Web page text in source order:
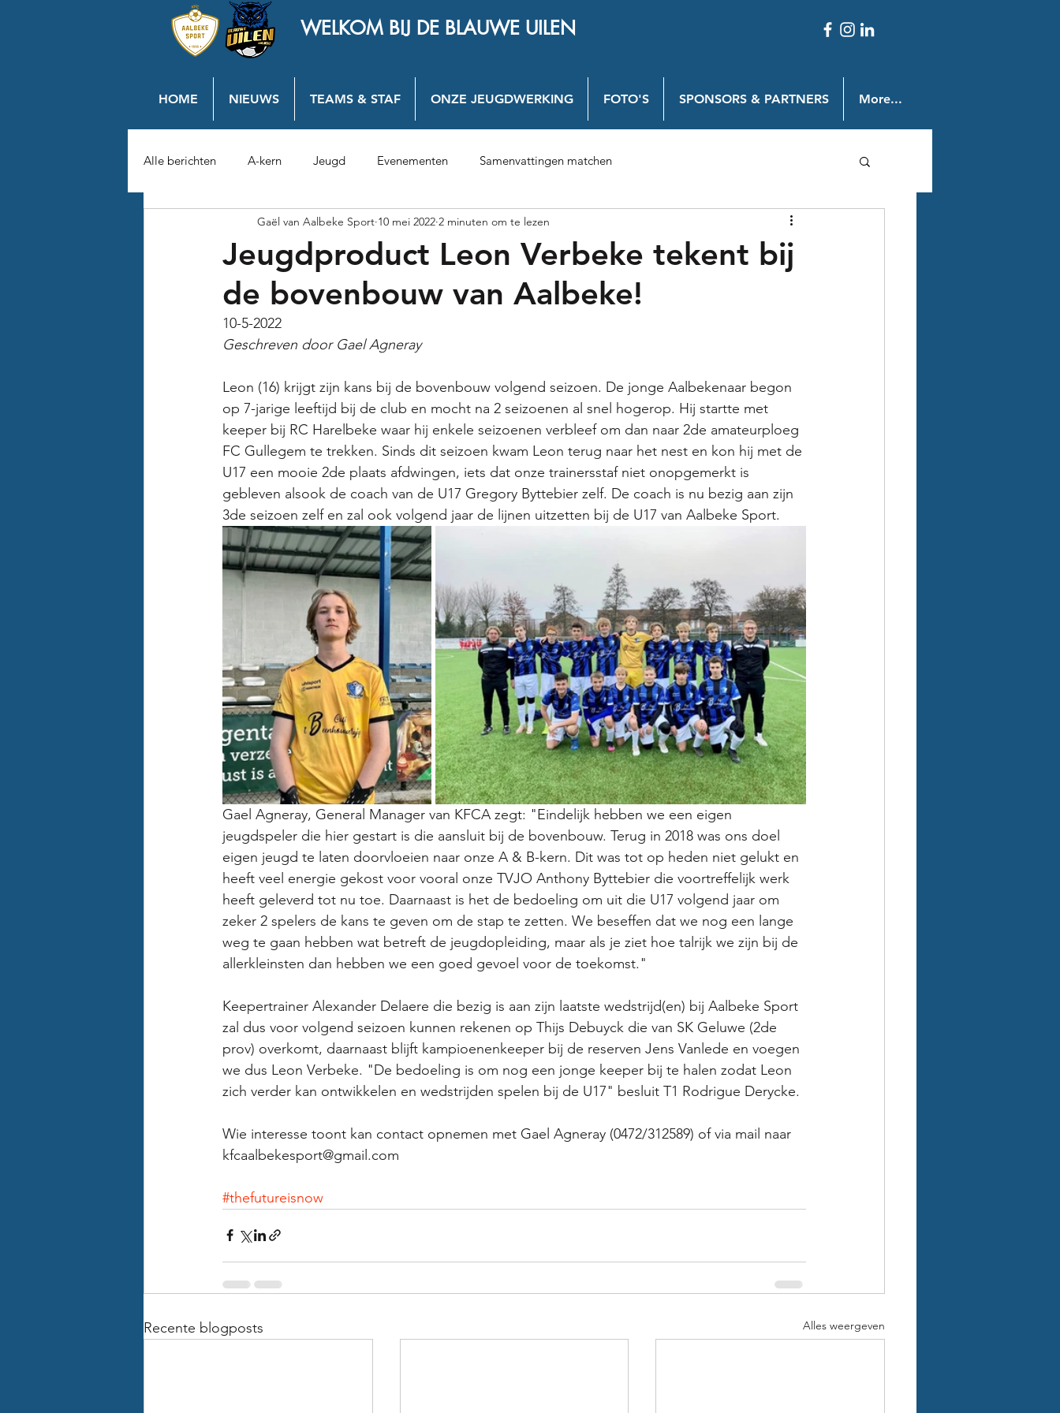
WELKOM BIJ DE BLAUWE UILEN
HOME NIEUWS TEAMS & STAF ONZE JEUGDWERKING FOTO'S SPONSORS & PARTNERS More...
Alle berichten A-kern Jeugd Evenementen Samenvattingen matchen
Jeugdproduct Leon Verbeke tekent bij
de bovenbouw van Aalbeke!
Gaël van Aalbeke Sport 10 mei 2022 2 minuten om te lezen
10-5-2022
Geschreven door Gael Agneray
Leon (16) krijgt zijn kans bij de bovenbouw volgend seizoen. De jonge Aalbekenaar begon
op 7-jarige leeftijd bij de club en mocht na 2 seizoenen al snel hogerop. Hij startte met
keeper bij RC Harelbeke waar hij enkele seizoenen verbleef om dan naar 2de amateurploeg
FC Gullegem te trekken. Sinds dit seizoen kwam Leon terug naar het nest en kon hij met de
U17 een mooie 2de plaats afdwingen, iets dat onze trainersstaf niet onopgemerkt is
gebleven alsook de coach van de U17 Gregory Byttebier zelf. De coach is nu bezig aan zijn
3de seizoen zelf en zal ook volgend jaar de lijnen uitzetten bij de U17 van Aalbeke Sport.
Gael Agneray, General Manager van KFCA zegt: "Eindelijk hebben we een eigen
jeugdspeler die hier gestart is die aansluit bij de bovenbouw. Terug in 2018 was ons doel
eigen jeugd te laten doorvloeien naar onze A & B-kern. Dit was tot op heden niet gelukt en
heeft veel energie gekost voor vooral onze TVJO Anthony Byttebier die voortreffelijk werk
heeft geleverd tot nu toe. Daarnaast is het de bedoeling om uit die U17 volgend jaar om
zeker 2 spelers de kans te geven om de stap te zetten. We beseffen dat we nog een lange
weg te gaan hebben wat betreft de jeugdopleiding, maar als je ziet hoe talrijk we zijn bij de
allerkleinsten dan hebben we een goed gevoel voor de toekomst."
Keepertrainer Alexander Delaere die bezig is aan zijn laatste wedstrijd(en) bij Aalbeke Sport
zal dus voor volgend seizoen kunnen rekenen op Thijs Debuyck die van SK Geluwe (2de
prov) overkomt, daarnaast blijft kampioenenkeeper bij de reserven Jens Vanlede en voegen
we dus Leon Verbeke. "De bedoeling is om nog een jonge keeper bij te halen zodat Leon
zich verder kan ontwikkelen en wedstrijden spelen bij de U17" besluit T1 Rodrigue Derycke.
Wie interesse toont kan contact opnemen met Gael Agneray (0472/312589) of via mail naar
kfcaalbekesport@gmail.com
#thefutureisnow
Recente blogposts Alles weergeven